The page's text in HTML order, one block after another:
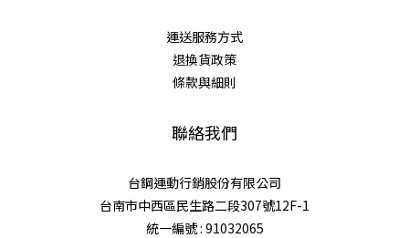
運送服務方式
退換貨政策
條款與細則
聯絡我們
台鋼運動行銷股份有限公司
台南市中西區民生路二段307號12F-1
統一編號 : 91032065